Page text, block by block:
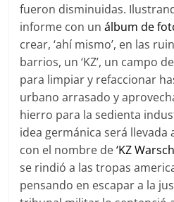
fueron disminuidas.
informe con unálbum de
crear, ‘ahí mismo’, en las
barrios, un ‘KZ’, un campo
para limpiar y refaccionar
urbano arrasado y
hierro para la sedienta
idea germánica será llevada
con el nombre de‘KZ
se rindió a las tropas
pensando en escapar a la